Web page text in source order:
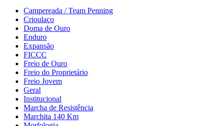
Campereada / Team Penning
Crioulaço
Doma de Ouro
Enduro
Expansão
FICCC
Freio de Ouro
Freio do Proprietário
Freio Jovem
Geral
Institucional
Marcha de Resistência
Marchita 140 Km